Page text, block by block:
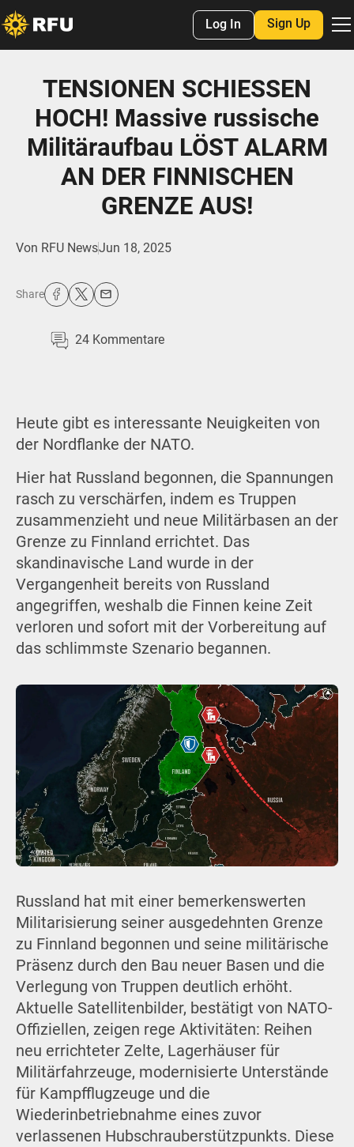
Log In Sign Up
TENSIONEN SCHIESSEN
HOCH! Massive russische
Militäraufbau LÖST ALARM
AN DER FINNISCHEN
GRENZE AUS!
Von RFU NewsJun 18, 2025
Share
24 Kommentare
Heute gibt es interessante Neuigkeiten von
der Nordflanke der NATO.
Hier hat Russland begonnen, die Spannungen
rasch zu verschärfen, indem es Truppen
zusammenzieht und neue Militärbasen an der
Grenze zu Finnland errichtet. Das
skandinavische Land wurde in der
Vergangenheit bereits von Russland
angegriffen, weshalb die Finnen keine Zeit
verloren und sofort mit der Vorbereitung auf
das schlimmste Szenario begannen.
Russland hat mit einer bemerkenswerten
Militarisierung seiner ausgedehnten Grenze
zu Finnland begonnen und seine militärische
Präsenz durch den Bau neuer Basen und die
Verlegung von Truppen deutlich erhöht.
Aktuelle Satellitenbilder, bestätigt von NATO-
Offiziellen, zeigen rege Aktivitäten: Reihen
neu errichteter Zelte, Lagerhäuser für
Militärfahrzeuge, modernisierte Unterstände
für Kampfflugzeuge und die
Wiederinbetriebnahme eines zuvor
verlassenen Hubschrauberstützpunkts. Diese